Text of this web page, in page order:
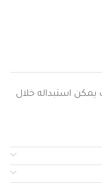
يمكن استبداله خلال